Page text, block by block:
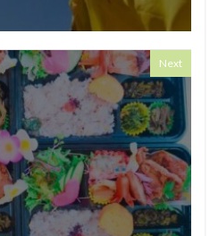
Next